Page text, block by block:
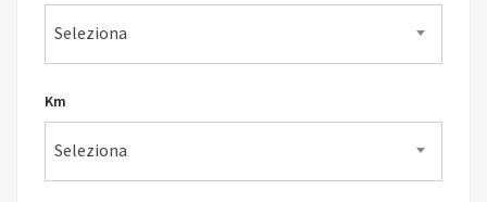
Seleziona
Km
Seleziona